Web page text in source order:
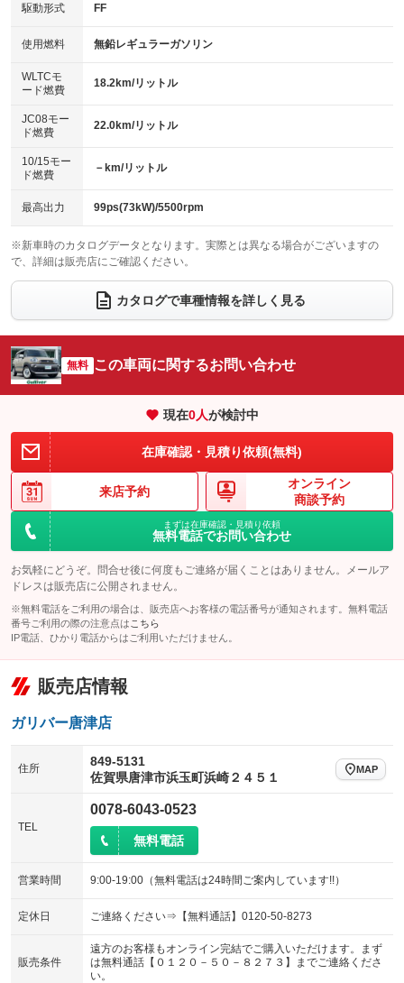
USB入力端子
：装備あり
100V電源
：装備なし
センターデフロック
：装備なし
電動格納ミラー
：装備なし
HID(キセノンライト)
：装備なし
バックカメラ
：装備あり
エアロ
：装備なし
：装備なし
パワーシート
ベンチシート
：装備なし
チップアップシート
：装備なし
：装備なし ：装備あり
ウォークスルー
：装備なし
電動リアゲート フロントカメラ
：装備あり
：装備なし ：装備あり
サイドカメラ
：装備あり ルーフレール
：装備なし
：装備なし
：装備なし
駆動形式 FF
使用燃料 無鉛レギュラーガソリン
WLTCモ
ード燃費
18.2km/リットル
JC08モー
ド燃費
22.0km/リットル
10/15モー
ド燃費
－km/リットル
最高出力 99ps(73kW)/5500rpm
※新車時のカタログデータとなります。実際とは異なる場合がございますの
で、詳細は販売店にご確認ください。
カタログで車種情報を詳しく見る
無料 この車両に関するお問い合わせ
現在0人が検討中
在庫確認・見積り依頼(無料)
来店予約
オンライン
商談予約
まずは在庫確認・見積り依頼
無料電話でお問い合わせ
お気軽にどうぞ。問合せ後に何度もご連絡が届くことはありません。メールア
ドレスは販売店に公開されません。
※無料電話をご利用の場合は、販売店へお客様の電話番号が通知されます。無料電話
番号ご利用の際の注意点は こちら
IP電話、ひかり電話からはご利用いただけません。
販売店情報
ガリバー唐津店
住所
849-5131
佐賀県唐津市浜玉町浜崎２４５１
MAP
TEL
0078-6043-0523
無料電話
営業時間 9:00-19:00（無料電話は24時間ご案内しています!!）
定休日 ご連絡ください⇒【無料通話】0120-50-8273
販売条件
遠方のお客様もオンライン完結でご購入いただけます。まず
は無料通話【０１２０－５０－８２７３】までご連絡くださ
い。